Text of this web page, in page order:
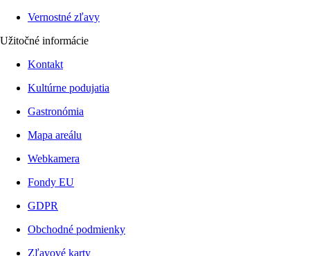
Vernostné zľavy
Užitočné informácie
Kontakt
Kultúrne podujatia
Gastronómia
Mapa areálu
Webkamera
Fondy EU
GDPR
Obchodné podmienky
Zľavové karty